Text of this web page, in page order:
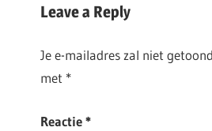
Leave a Reply
Je e-mailadres zal niet
met *
Reactie*